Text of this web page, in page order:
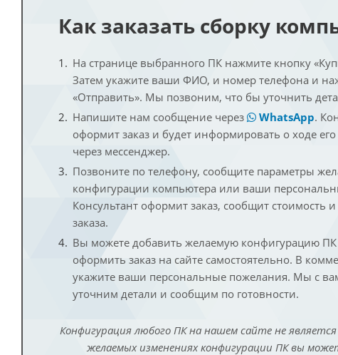
Как заказать сборку
На странице выбранного ПК нажмите кнопку
Затем укажите ваши ФИО, и номер телефона и
«Отправить». Мы позвоним, что бы уточнить
Напишите нам сообщение через
WhatsApp.
оформит заказ и будет информировать о ходе
через мессенджер.
Позвоните по телефону, сообщите параметры
конфигурации компьютера или ваши
Консультант оформит заказ, сообщит стоимость
заказа.
Вы можете добавить желаемую конфигурацию ПК
оформить заказ на сайте самостоятельно. В
укажите ваши персональные пожелания. Мы с
уточним детали и сообщим по готовности.
Конфигурация любого ПК на нашем сайте не
желаемых изменениях конфигурации ПК вы